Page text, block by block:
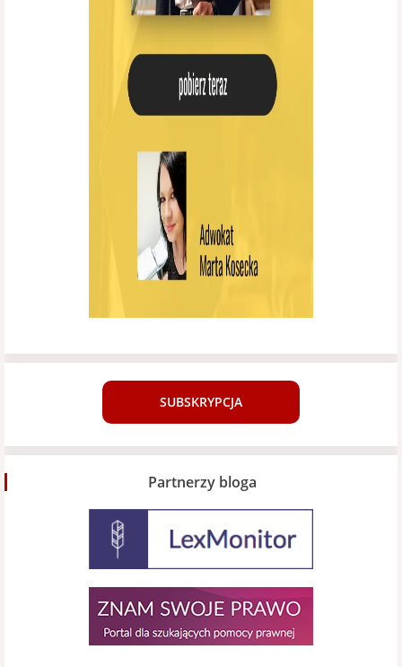
SUBSKRYPCJA
Partnerzy bloga